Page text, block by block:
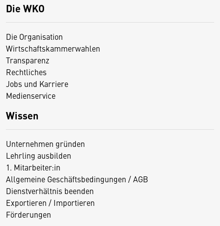
Die WKO
Die Organisation
Wirtschaftskammerwahlen
Transparenz
Rechtliches
Jobs und Karriere
Medienservice
Wissen
Unternehmen gründen
Lehrling ausbilden
1. Mitarbeiter:in
Allgemeine Geschäftsbedingungen / AGB
Dienstverhältnis beenden
Exportieren / Importieren
Förderungen